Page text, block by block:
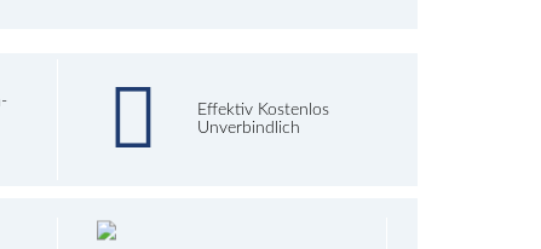
Effektiv Kostenlos
Unverbindlich